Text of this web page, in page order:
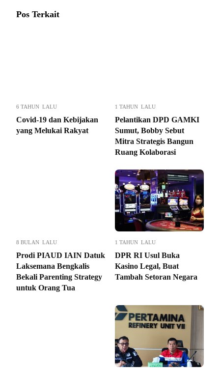
Pos Terkait
6 TAHUN LALU
Covid-19 dan Kebijakan
yang Melukai Rakyat
1 TAHUN LALU
Pelantikan DPD GAMKI
Sumut, Bobby Sebut
Mitra Strategis Bangun
Ruang Kolaborasi
8 BULAN LALU
Prodi PIAUD IAIN Datuk
Laksemana Bengkalis
Bekali Parenting Strategy
untuk Orang Tua
1 TAHUN LALU
DPR RI Usul Buka
Kasino Legal, Buat
Tambah Setoran Negara